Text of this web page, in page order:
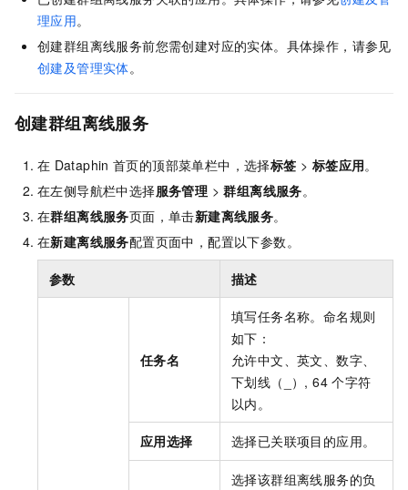
理应用。
创建群组离线服务前您需创建对应的实体。具体操作，请参见
创建及管理实体。
创建群组离线服务
在 Dataphin 首页的顶部菜单栏中，选择标签 > 标签应用。
在左侧导航栏中选择服务管理 >群组离线服务。
在群组离线服务页面，单击新建离线服务。
在新建离线服务配置页面中，配置以下参数。
参数 描述
任务名
填写任务名称。命名规则
如下：
允许中文、英文、数字、
下划线（_）, 64 个字符
以内。
应用选择 选择已关联项目的应用。
选择该群组离线服务的负